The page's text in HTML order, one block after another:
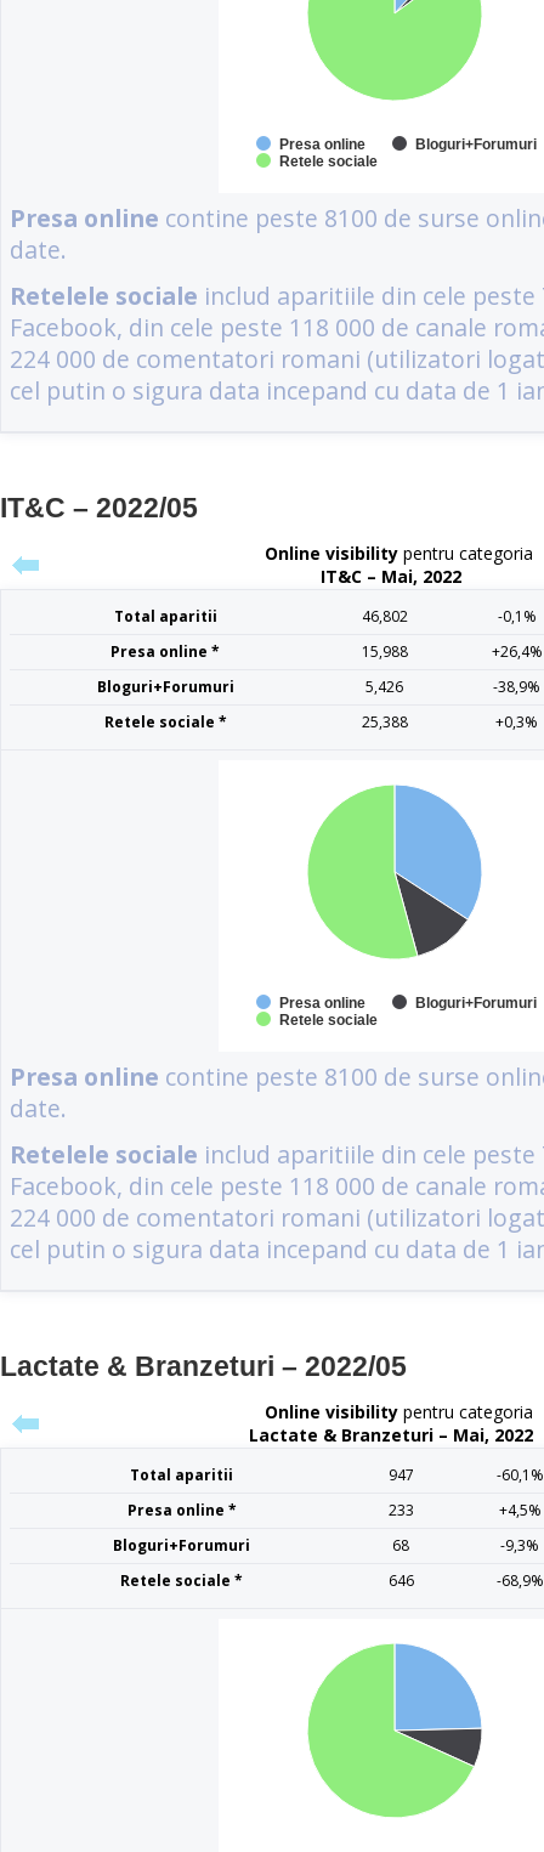
IT&C – 2022/05
Lactate & Branzeturi – 2022/05